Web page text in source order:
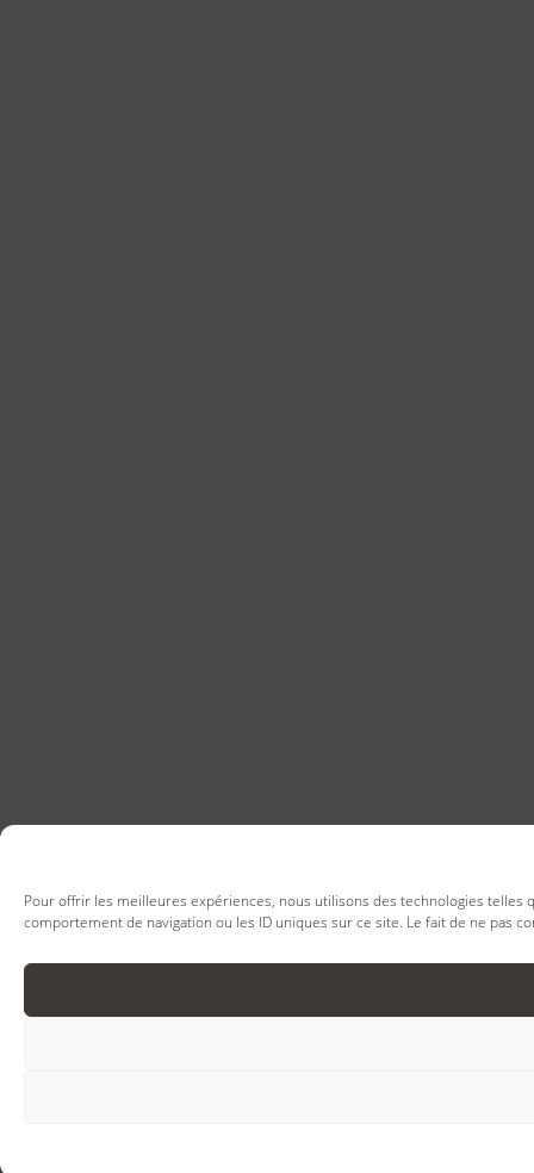
Pour offrir les meilleures expériences, nous utilisons des technologies
comportement de navigation ou les ID uniques sur ce site. Le fait de ne